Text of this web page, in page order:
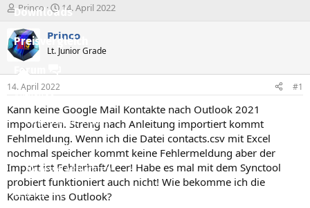
Downloads
Preisvergleich
Forum
Aktuelles
Empfohlene Inhalte
Neue Beiträge
Neueste Aktivitäten
Leserartikel
E
r
s
t
e
e
r
Princo
E
r
s
e
t
a
14. April 2022
Princo
Lt. Junior Grade
14. April 2022 #1
Kann keine Google Mail Kontakte nach Outlook 2021
importieren. Streng nach Anleitung importiert kommt
Fehlmeldung. Wenn ich die Datei contacts.csv mit Excel
nochmal speicher kommt keine Fehlermeldung aber der
Import ist Fehlerhaft/Leer! Habe es mal mit dem Synctool
probiert funktioniert auch nicht! Wie bekomme ich die
Kontakte ins Outlook?